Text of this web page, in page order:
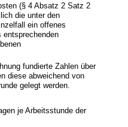
(§ 4 Absatz 2 Satz 2
die unter den
ein offenes
fundierte Zahlen über
diese abweichend von
gelegt werden.
je Arbeitsstunde der